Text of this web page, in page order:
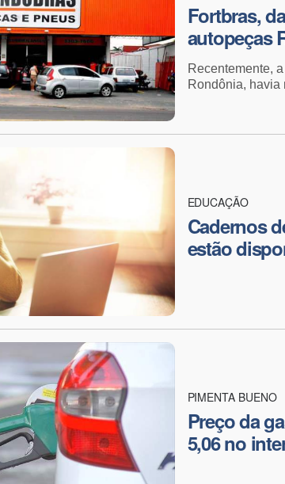
Fortbras,
autopeças
Recentemente,
Rondônia, havia
EDUCAÇÃO
Cadernos
estão
PIMENTA BUENO
Preço da
5,06 no